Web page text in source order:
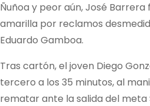
Ñuñoa y peor aún, José
amarilla por reclamos
Eduardo Gamboa.
Tras cartón, el joven Diego
tercero a los 35 minutos, al
rematar ante la salida del meta